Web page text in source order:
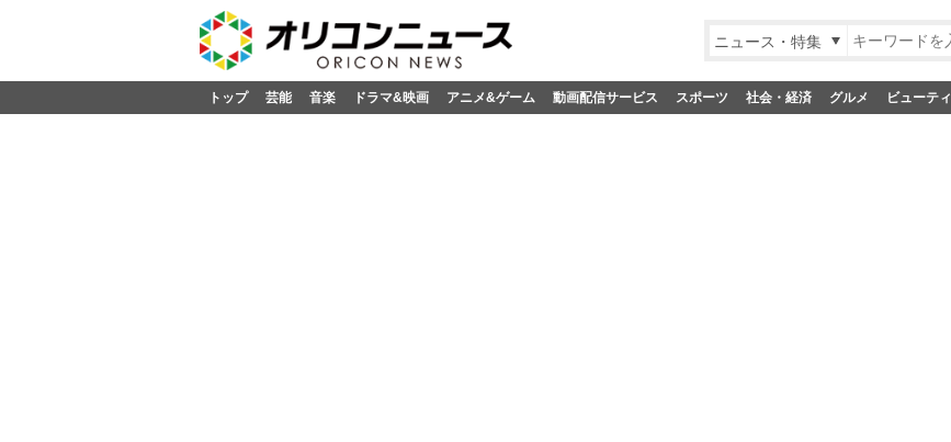
ニュース・特集
トップ 芸能 音楽 ドラマ&映画 アニメ&ゲーム 動画配信サービス スポーツ 社会・経済 グルメ ビューティ